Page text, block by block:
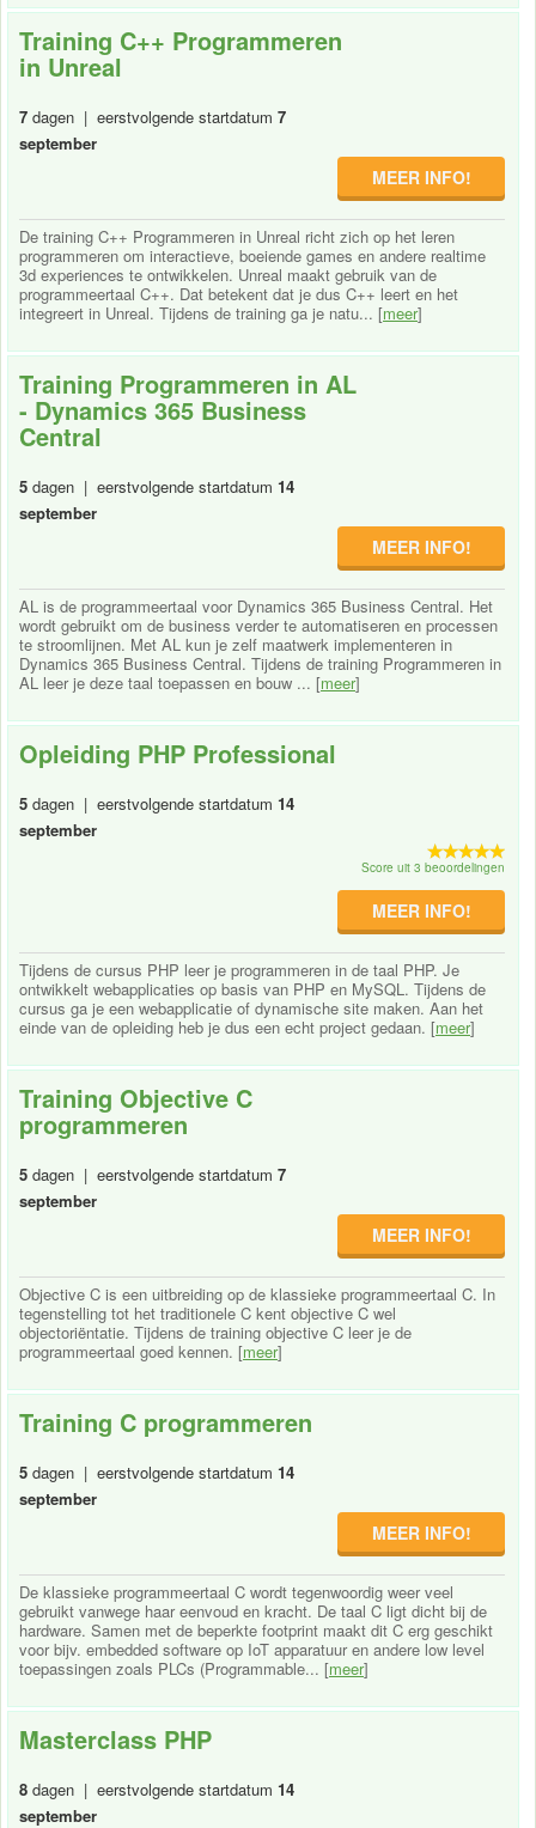
Training C++ Programmeren
in Unreal
7 dagen | eerstvolgende startdatum 7
september
MEER INFO!
De training C++ Programmeren in Unreal richt zich op het leren
programmeren om interactieve, boeiende games en andere realtime
3d experiences te ontwikkelen. Unreal maakt gebruik van de
programmeertaal C++. Dat betekent dat je dus C++ leert en het
integreert in Unreal. Tijdens de training ga je natu... [meer]
Training Programmeren in AL
- Dynamics 365 Business
Central
5 dagen | eerstvolgende startdatum 14
september
MEER INFO!
AL is de programmeertaal voor Dynamics 365 Business Central. Het
wordt gebruikt om de business verder te automatiseren en processen
te stroomlijnen. Met AL kun je zelf maatwerk implementeren in
Dynamics 365 Business Central. Tijdens de training Programmeren in
AL leer je deze taal toepassen en bouw ... [meer]
Opleiding PHP Professional
5 dagen | eerstvolgende startdatum 14
september
Score uit 3 beoordelingen
MEER INFO!
Tijdens de cursus PHP leer je programmeren in de taal PHP. Je
ontwikkelt webapplicaties op basis van PHP en MySQL. Tijdens de
cursus ga je een webapplicatie of dynamische site maken. Aan het
einde van de opleiding heb je dus een echt project gedaan. [meer]
Training Objective C
programmeren
5 dagen | eerstvolgende startdatum 7
september
MEER INFO!
Objective C is een uitbreiding op de klassieke programmeertaal C. In
tegenstelling tot het traditionele C kent objective C wel
objectoriëntatie. Tijdens de training objective C leer je de
programmeertaal goed kennen. [meer]
Training C programmeren
5 dagen | eerstvolgende startdatum 14
september
MEER INFO!
De klassieke programmeertaal C wordt tegenwoordig weer veel
gebruikt vanwege haar eenvoud en kracht. De taal C ligt dicht bij de
hardware. Samen met de beperkte footprint maakt dit C erg geschikt
voor bijv. embedded software op IoT apparatuur en andere low level
toepassingen zoals PLCs (Programmable... [meer]
Masterclass PHP
8 dagen | eerstvolgende startdatum 14
september